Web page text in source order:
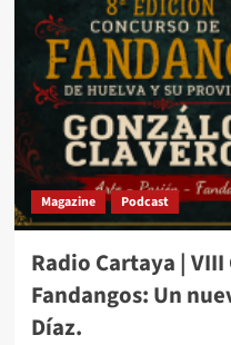
Magazine Podcast
Radio Cartaya |
Fandangos: Un
Díaz.